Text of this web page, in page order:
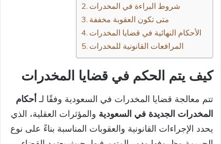
شروط البراءة في المخدرات
متى تكون العقوبة مخففة
الأحكام النهائية في قضايا المخدرات
المرافعات القانونية للمخدرات
كيف يتم الحكم في قضايا المخدرات
تتم معالجة قضايا المخدرات في السعودية وفقًا لـأحكام
المخدرات الجديدة في السعودية والمؤثرات العقلية، الذي
يحدد الإجراءات القانونية والعقوبات المناسبة بناءً على نوع